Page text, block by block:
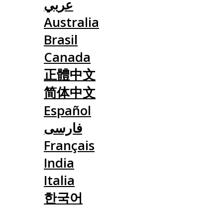
عربي
Australia
Brasil
Canada
正體中文
简体中文
Español
فارسی
Français
India
Italia
한국어